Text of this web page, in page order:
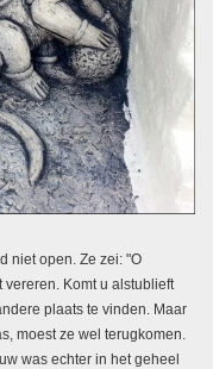
niet open. Ze zei: "O
Komt u alstublieft
plaats te vinden. Maar
moest ze wel terugkomen.
was echter in het geheel